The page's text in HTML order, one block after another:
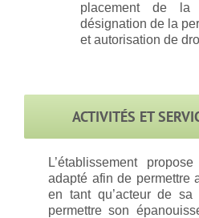
placement de
désignation de la
et autorisation de
ACTIVITÉS ET
L’établissement
adapté afin de permettre
en tant qu’acteur de
permettre son